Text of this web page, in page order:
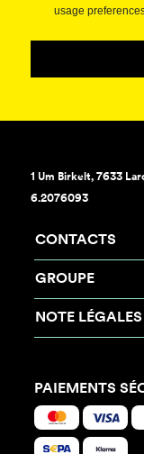
usage
1 Um Birkelt, 7633
6.2076093
CONTACTS
GROUPE
NOTE LÉGALES
PAIEMENTS